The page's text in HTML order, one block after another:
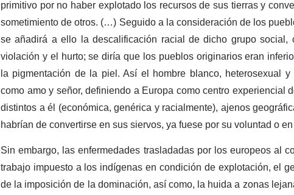
primitivo por no haber explotado los recursos de sus tierras y
sometimiento de otros. (…) Seguido a la consideración de los
se añadirá a ello la descalificación racial de dicho grupo
violación y el hurto; se diría que los pueblos originarios eran
la pigmentación de la piel. Así el hombre blanco, heterosexual
como amo y señor, definiendo a Europa como centro experiencial
distintos a él (económica, genérica y racialmente), ajenos
habrían de convertirse en sus siervos, ya fuese por su voluntad o
Sin embargo, las enfermedades trasladadas por los europeos al
trabajo impuesto a los indígenas en condición de explotación, el
de la imposición de la dominación, así como, la huida a zonas